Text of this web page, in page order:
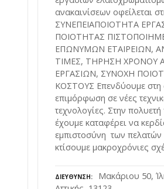
ανακαινίσεων οφείλεται
ΣΥΝΕΠΕΙΑΠΟΙΟΤΗΤΑ
ΠΟΙΟΤΗΤΑΣ
ΕΠΩΝΥΜΩΝ ΕΤΑΙΡΕΙΩΝ,
ΤΙΜΕΣ, ΤΗΡΗΣΗ ΧΡΟΝΟΥ
ΕΡΓΑΣΙΩΝ, ΣΥΝΟΧΗ
ΚΟΣΤΟΥΣ Επενδύουμε στη
επιμόρφωση σε νέες
τεχνολογίες. Στην
έχουμε καταφέρει να
εμπιστοσύνη των πελατών
κτίσουμε μακροχρόνιες
ΔΙΕΎΘΥΝΣΗ
Μακάριου 50,